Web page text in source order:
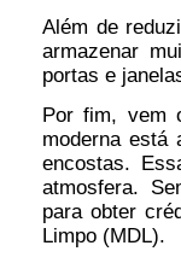
Além de
armazenar
portas e
Por fim, vem
moderna está
encostas.
atmosfera.
para obter
Limpo (MDL).